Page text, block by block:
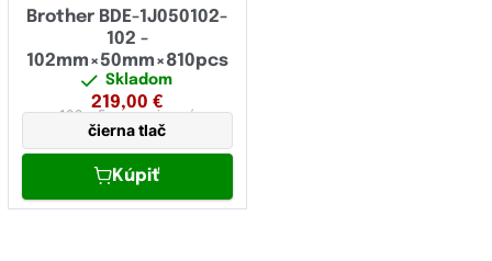
Brother BDE-1J050102-
102 -
102mm×50mm×810pcs
Skladom
219,00 €
102 x 5 mmpapierová
čierna tlač
Kúpiť